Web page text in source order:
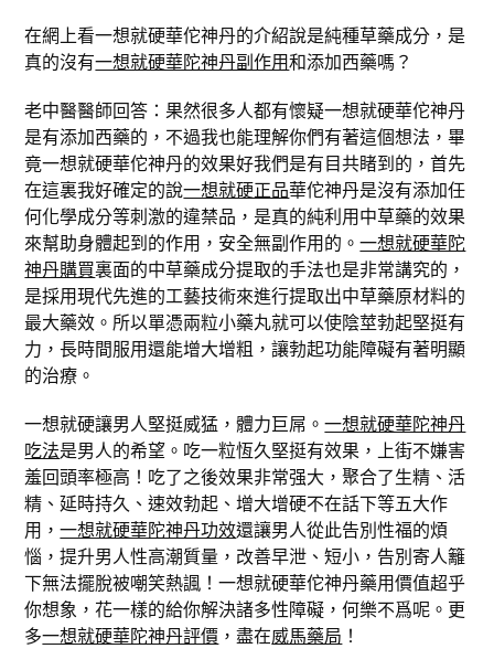
在網上看一想就硬華佗神丹的介紹說是純種草藥成分，是
真的沒有一想就硬華陀神丹副作用和添加西藥嗎？
老中醫醫師回答：果然很多人都有懷疑一想就硬華佗神丹
是有添加西藥的，不過我也能理解你們有著這個想法，畢
竟一想就硬華佗神丹的效果好我們是有目共睹到的，首先
在這裏我好確定的說一想就硬正品華佗神丹是沒有添加任
何化學成分等刺激的違禁品，是真的純利用中草藥的效果
來幫助身體起到的作用，安全無副作用的。一想就硬華陀
神丹購買裏面的中草藥成分提取的手法也是非常講究的，
是採用現代先進的工藝技術來進行提取出中草藥原材料的
最大藥效。所以單憑兩粒小藥丸就可以使陰莖勃起堅挺有
力，長時間服用還能增大增粗，讓勃起功能障礙有著明顯
的治療。
一想就硬讓男人堅挺威猛，體力巨屌。一想就硬華陀神丹
吃法是男人的希望。吃一粒恆久堅挺有效果，上街不嫌害
羞回頭率極高！吃了之後效果非常强大，聚合了生精、活
精、延時持久、速效勃起、增大增硬不在話下等五大作
用，一想就硬華陀神丹功效還讓男人從此告別性福的煩
惱，提升男人性高潮質量，改善早泄、短小，告別寄人籬
下無法擺脫被嘲笑熱諷！一想就硬華佗神丹藥用價值超乎
你想象，花一樣的給你解決諸多性障礙，何樂不爲呢。更
多一想就硬華陀神丹評價 ，盡在威馬藥局 ！